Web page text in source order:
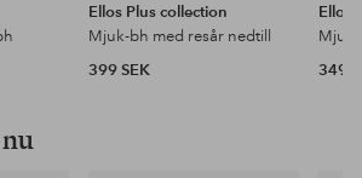
Ellos Plus collection
Mjuk-bh med resår nedtill
399 SEK
Ellos
349